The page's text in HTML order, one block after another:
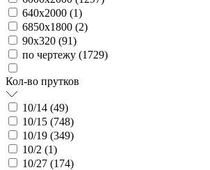
640х2000 (1)
6850х1800 (2)
90х320 (91)
по чертежу (1729)
Кол-во прутков
10/14 (49)
10/15 (748)
10/19 (349)
10/2 (1)
10/27 (174)